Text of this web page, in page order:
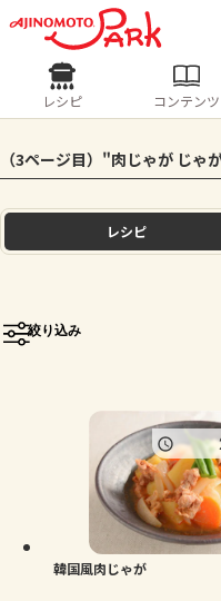
ログイン
ログイン
ホーム
トーク
よくあるお問
お買い物
レシピ
人気の食材・レシピ
きゅうり なす
レシピ コンテンツ
（3ページ目）"肉じゃが じゃ
レシピ
絞り込み
韓国風肉じゃが